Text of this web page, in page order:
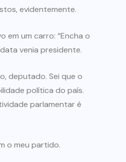
evidentemente.
em um carro: “Encha o
venia presidente.
deputado. Sei que o
política do país.
parlamentar é
o meu partido.